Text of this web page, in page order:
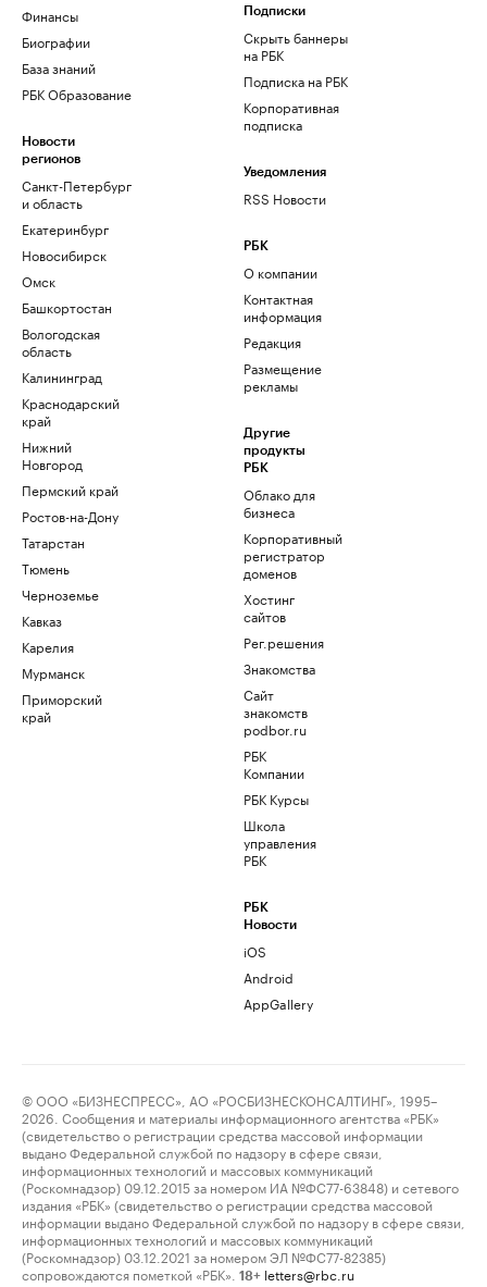
Финансы
Биографии
База знаний
РБК Образование
Новости
регионов
Санкт-Петербург
и область
Екатеринбург
Новосибирск
Омск
Башкортостан
Вологодская
область
Калининград
Краснодарский
край
Нижний
Новгород
Пермский край
Ростов-на-Дону
Татарстан
Тюмень
Черноземье
Кавказ
Карелия
Мурманск
Приморский
край
Подписки
Скрыть баннеры
на РБК
Подписка на РБК
Корпоративная
подписка
Уведомления
RSS Новости
РБК
О компании
Контактная
информация
Редакция
Размещение
рекламы
Другие
продукты
РБК
Облако для
бизнеса
Корпоративный
регистратор
доменов
Хостинг
сайтов
Рег.решения
Знакомства
Сайт
знакомств
podbor.ru
РБК
Компании
РБК Курсы
Школа
управления
РБК
РБК
Новости
iOS
Android
AppGallery
© ООО «БИЗНЕСПРЕСС», АО «РОСБИЗНЕСКОНСАЛТИНГ», 1995–
2026. Сообщения и материалы информационного агентства «РБК»
(свидетельство о регистрации средства массовой информации
выдано Федеральной службой по надзору в сфере связи,
информационных технологий и массовых коммуникаций
(Роскомнадзор) 09.12.2015 за номером ИА №ФС77-63848) и сетевого
издания «РБК» (свидетельство о регистрации средства массовой
информации выдано Федеральной службой по надзору в сфере связи,
информационных технологий и массовых коммуникаций
(Роскомнадзор) 03.12.2021 за номером ЭЛ №ФС77-82385)
сопровождаются пометкой «РБК».
18+ letters@rbc.ru